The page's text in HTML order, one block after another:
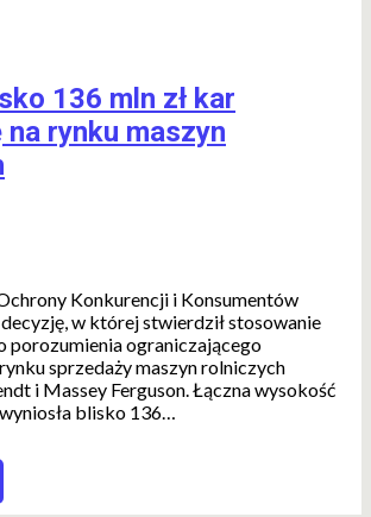
136 mln zł kar
na rynku maszyn
Konkurencji i Konsumentów
w której stwierdził stosowanie
porozumienia ograniczającego
sprzedaży maszyn rolniczych
i Massey Ferguson. Łączna wysokość
blisko 136…